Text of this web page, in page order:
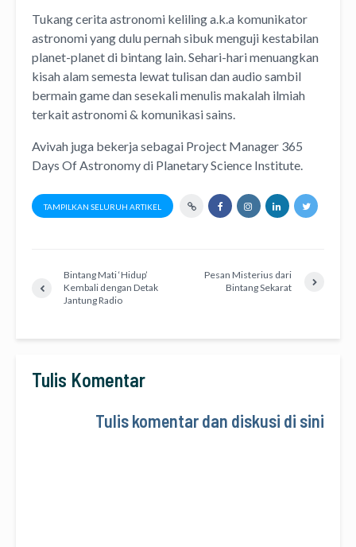
Tukang cerita astronomi kelilinga.k.a komunikator
astronomiyang dulu pernah sibuk menguji kestabilan
planet-planet di bintang lain. Sehari-hari menuangkan
kisah alam semesta lewattulisandanaudio sambil
bermain game dan sesekali menulis makalah ilmiah
terkait astronomi & komunikasi sains.
Avivah juga bekerja sebagai Project Manager 365
Days Of Astronomydi Planetary Science Institute.
TAMPILKAN SELURUH ARTIKEL
Bintang Mati ‘Hidup’
Kembali dengan Detak
Jantung Radio
Pesan Misterius dari
Bintang Sekarat
Tulis Komentar
Tulis komentar dan diskusi di sini